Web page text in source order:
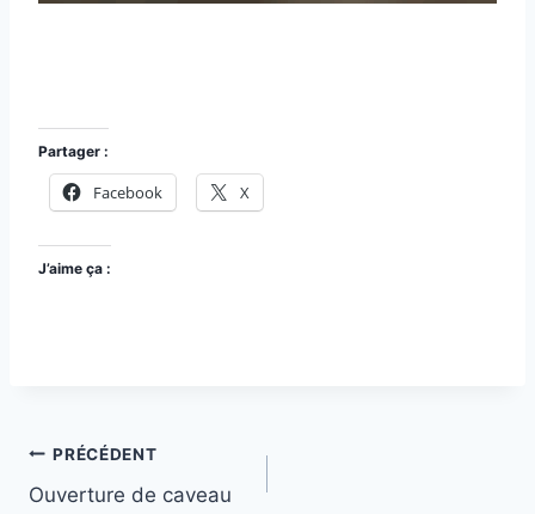
Partager :
Facebook X
J’aime ça :
Navigation
PRÉCÉDENT
Ouverture de caveau